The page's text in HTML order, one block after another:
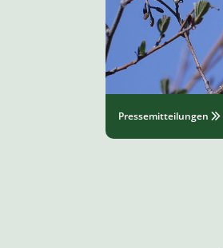
Pressemitteilungen